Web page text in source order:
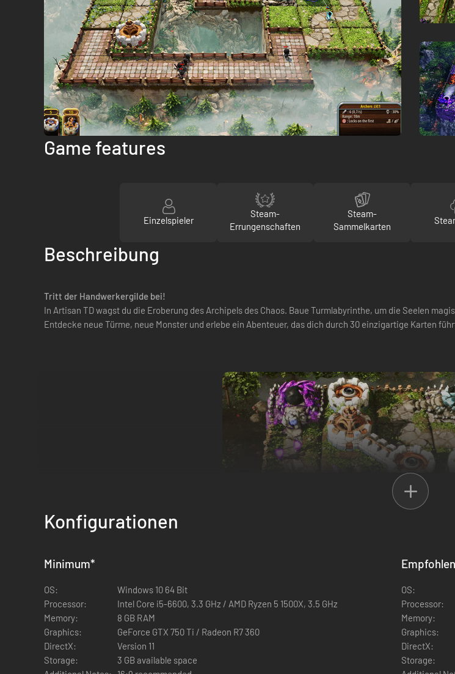
Game features
Einzelspieler
Steam-
Errungenschaften
Steam-
Sammelkarten
Beschreibung
Tritt der Handwerkergilde bei!
In Artisan TD wagst du die Eroberung des Archipels des Chaos. Baue Turmlabyrinthe, um die Seelen
Entdecke neue Türme, neue Monster und erlebe ein Abenteuer, das dich durch 30 einzigartige Karten
Von einem kleinen unabhängigen Team entworfen, mit Leidenschaft gemacht und von Hand abgestimmt.
Artisan TD enthält weder Zufallselemente noch computergenerierte Wellen.
Nutze die Topographie der Karten und ihrer speziellen Kacheln, indem du dein Labyrinth optimierst.
Konfigurationen
Minimum*
OS:
Windows 10 64 Bit
Processor:
Intel Core i5-6600, 3.3 GHz / AMD Ryzen 5 1500X, 3.5 GHz
Memory:
8 GB RAM
Graphics:
GeForce GTX 750 Ti / Radeon R7 360
DirectX:
Version 11
Storage:
3 GB available space
Empfohlen
OS:
Processor:
Memory:
Graphics:
DirectX:
Storage: